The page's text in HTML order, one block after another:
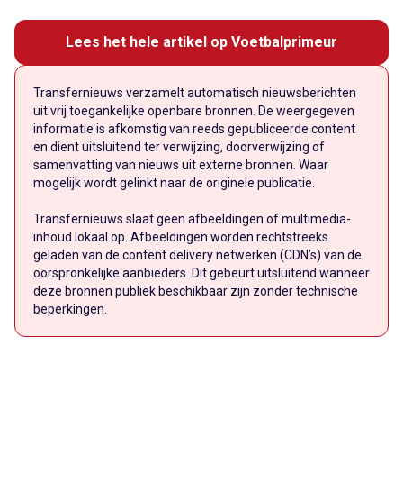
Lees het hele artikel op Voetbalprimeur
Transfernieuws verzamelt automatisch nieuwsberichten
uit vrij toegankelijke openbare bronnen. De weergegeven
informatie is afkomstig van reeds gepubliceerde content
en dient uitsluitend ter verwijzing, doorverwijzing of
samenvatting van nieuws uit externe bronnen. Waar
mogelijk wordt gelinkt naar de originele publicatie.
Transfernieuws slaat geen afbeeldingen of multimedia-
inhoud lokaal op. Afbeeldingen worden rechtstreeks
geladen van de content delivery netwerken (CDN’s) van de
oorspronkelijke aanbieders. Dit gebeurt uitsluitend wanneer
deze bronnen publiek beschikbaar zijn zonder technische
beperkingen.